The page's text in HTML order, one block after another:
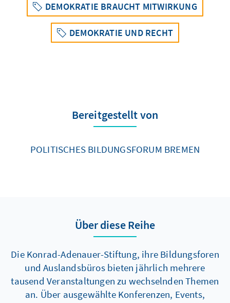
DEMOKRATIE BRAUCHT MITWIRKUNG
DEMOKRATIE UND RECHT
Bereitgestellt von
POLITISCHES BILDUNGSFORUM BREMEN
Über diese Reihe
Die Konrad-Adenauer-Stiftung, ihre Bildungsforen
und Auslandsbüros bieten jährlich mehrere
tausend Veranstaltungen zu wechselnden Themen
an. Über ausgewählte Konferenzen, Events,